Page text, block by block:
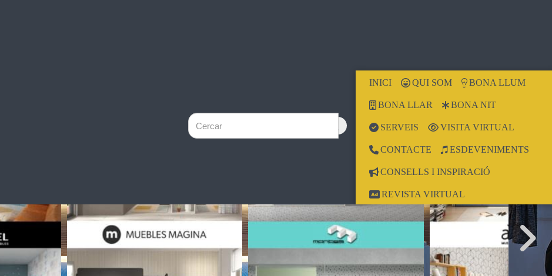
INICI QUI SOM BONA LLUM
BONA LLAR BONA NIT
SERVEIS VISITA VIRTUAL
CONTACTE ESDEVENIMENTS
CONSELLS I INSPIRACIÓ
REVISTA VIRTUAL